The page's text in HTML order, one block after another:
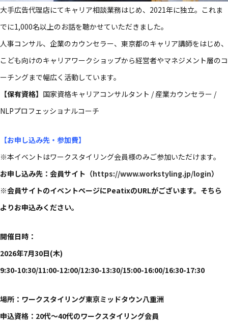
大手​広告代理店にてキャリア相談業務​はじめ、​2021年に​独立。​これま
でに​1,000名以上の​お話を​聴かせていただきました。​
人事コンサル、​企業の​カウンセラー、​東京都の​キャリア講師を​はじめ、​
こども​向けの​キャリアワークショップから​経営者や​マネジメント層の​コ
ーチングまで​幅広く​活動しています。​
【保有資格】 国家資格キャリアコンサルタント / 産業カウンセラー /
NLPプロフェッショナルコーチ
【お申し込み先・参加費】
※本イベントは​ワークスタイリング会員様のみ​ご参加いただけます。​
お申し込み先：会員サイト​（https://www.workstyling.jp/login）​
※会員サイトの​イベントページに​Peatixの​URLが​ございます。​そちら
より​お申込みください。​
開催​日時：
2026年7月30日(木)
9:30-10:30/11:00-12:00/12:30-13:30/15:00-16:00/16:30-17:30
​場所：ワークスタイリング東京ミッドタウン八重洲
申込資格：20代～40代の​ワークスタイリング会員